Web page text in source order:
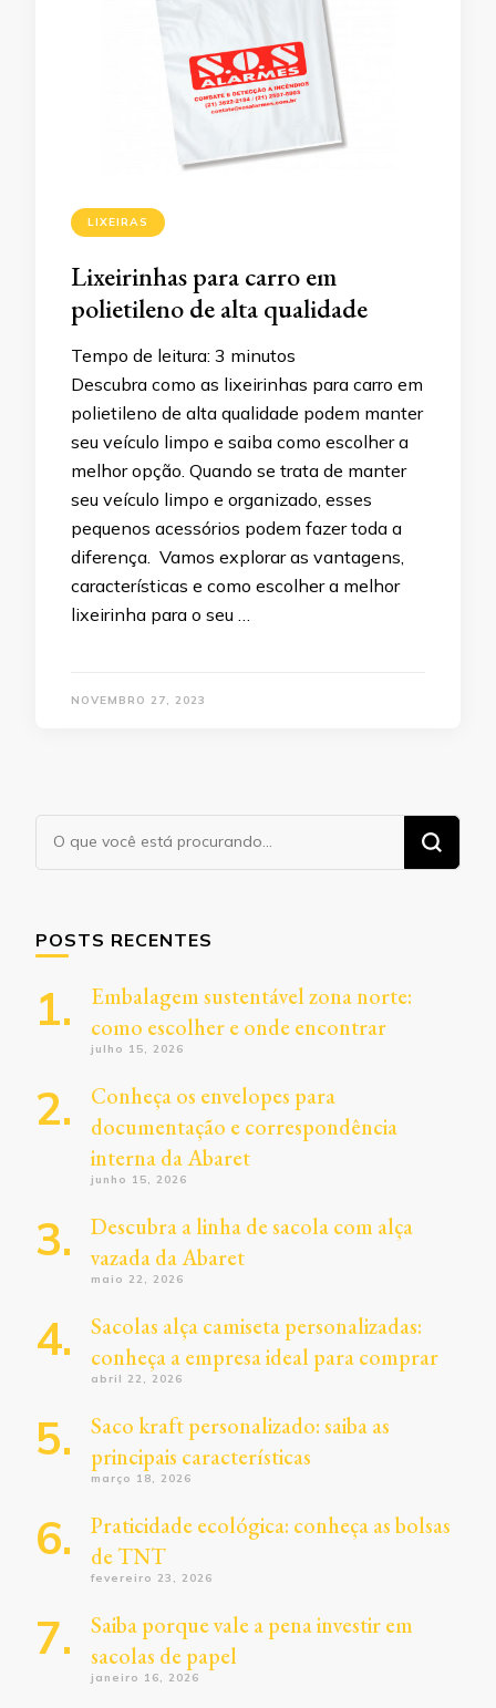
LIXEIRAS
Lixeirinhas para carro em
polietileno de alta qualidade
Tempo de leitura: 3 minutos
Descubra como as lixeirinhas para carro em
polietileno de alta qualidade podem manter
seu veículo limpo e saiba como escolher a
melhor opção. Quando se trata de manter
seu veículo limpo e organizado, esses
pequenos acessórios podem fazer toda a
diferença. Vamos explorar as vantagens,
características e como escolher a melhor
lixeirinha para o seu …
NOVEMBRO 27, 2023
Procurando
algo?
POSTS RECENTES
Embalagem sustentável zona norte:
como escolher e onde encontrar
julho 15, 2026
Conheça os envelopes para
documentação e correspondência
interna da Abaret
junho 15, 2026
Descubra a linha de sacola com alça
vazada da Abaret
maio 22, 2026
Sacolas alça camiseta personalizadas:
conheça a empresa ideal para comprar
abril 22, 2026
Saco kraft personalizado: saiba as
principais características
março 18, 2026
Praticidade ecológica: conheça as bolsas
de TNT
fevereiro 23, 2026
Saiba porque vale a pena investir em
sacolas de papel
janeiro 16, 2026